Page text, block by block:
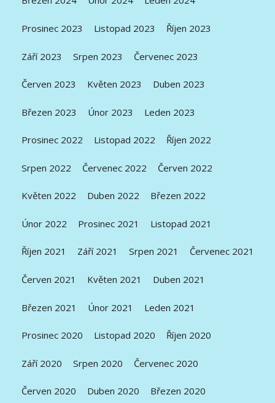
Prosinec 2023 Listopad 2023 Říjen 2023
Září 2023 Srpen 2023 Červenec 2023
Červen 2023 Květen 2023 Duben 2023
Březen 2023 Únor 2023 Leden 2023
Prosinec 2022 Listopad 2022 Říjen 2022
Srpen 2022 Červenec 2022 Červen 2022
Květen 2022 Duben 2022 Březen 2022
Únor 2022 Prosinec 2021 Listopad 2021
Říjen 2021 Září 2021 Srpen 2021 Červenec 2021
Červen 2021 Květen 2021 Duben 2021
Březen 2021 Únor 2021 Leden 2021
Prosinec 2020 Listopad 2020 Říjen 2020
Září 2020 Srpen 2020 Červenec 2020
Červen 2020 Duben 2020 Březen 2020